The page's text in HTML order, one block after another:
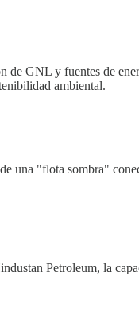
GNL y fuentes de
ambiental.
una "flota sombra"
Petroleum, la